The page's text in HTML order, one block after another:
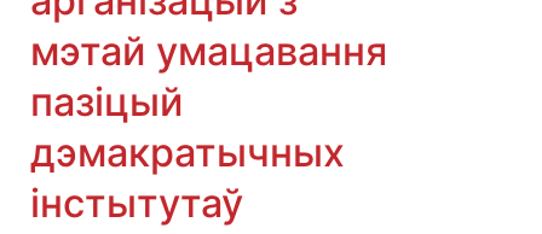
мэтай умацавання
пазіцый
дэмакратычных
інстытутаў